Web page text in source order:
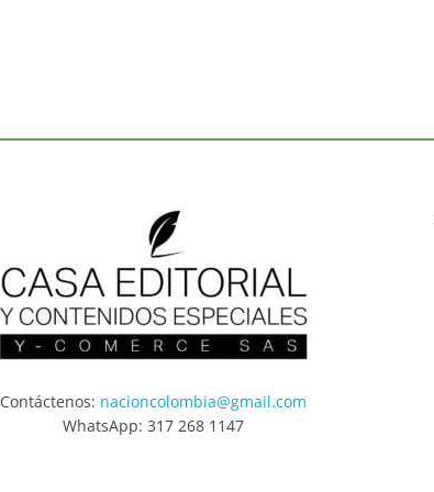
Contáctenos: nacioncolombia@gmail.com
WhatsApp: 317 268 1147